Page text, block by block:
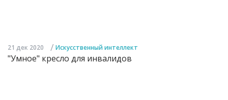
21 дек 2020 / Искусственный интеллект
"Умное" кресло для инвалидов